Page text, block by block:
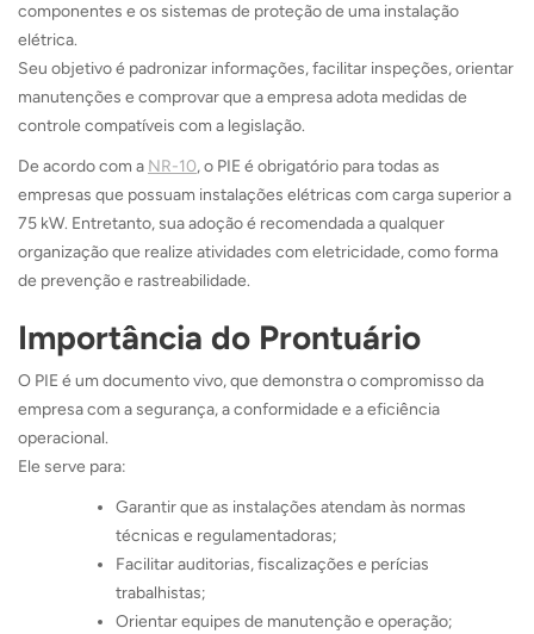
componentes e os sistemas de proteção de uma instalação
elétrica.
Seu objetivo é padronizar informações, facilitar inspeções, orientar
manutenções e comprovar que a empresa adota medidas de
controle compatíveis com a legislação.
De acordo com a NR-10, o PIE é obrigatório para todas as
empresas que possuam instalações elétricas com carga superior a
75 kW. Entretanto, sua adoção é recomendada a qualquer
organização que realize atividades com eletricidade, como forma
de prevenção e rastreabilidade.
Importância do Prontuário
O PIE é um documento vivo, que demonstra o compromisso da
empresa com a segurança, a conformidade e a eficiência
operacional.
Ele serve para:
Garantir que as instalações atendam às normas
técnicas e regulamentadoras;
Facilitar auditorias, fiscalizações e perícias
trabalhistas;
Orientar equipes de manutenção e operação;